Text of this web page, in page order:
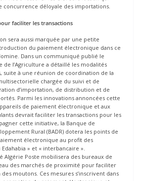
concurrence déloyale des importations.
faciliter les transactions
sera aussi marquée par une petite
du paiement électronique dans ce
Dans un communiqué publié le
l’Agriculture a détaillé les modalités
suite à une réunion de coordination de la
chargée du suivi et de
d’importation, de distribution et de
Parmi les innovations annoncées cette
de paiement électronique et aux
devrait faciliter les transactions pour les
cette initiative, la Banque de
Rural (BADR) dotera les points de
électronique au profit des
» et « interbancaire ».
Algérie Poste mobilisera des bureaux de
des marchés de proximité pour faciliter
des moutons. Ces mesures s’inscrivent dans